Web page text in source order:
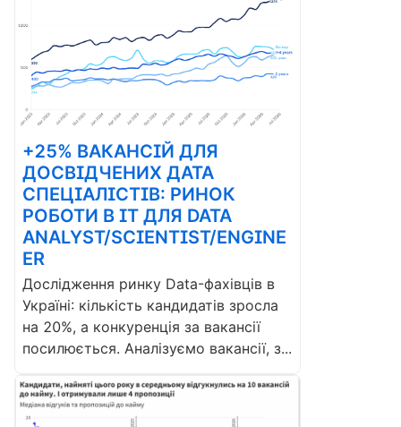
+25% ВАКАНСІЙ ДЛЯ
ДОСВІДЧЕНИХ ДАТА
СПЕЦІАЛІСТІВ: РИНОК
РОБОТИ В ІТ ДЛЯ DATA
ANALYST/SCIENTIST/ENGINE
ER
Дослідження ринку Data-фахівців в
Україні: кількість кандидатів зросла
на 20%, а конкуренція за вакансії
посилюється. Аналізуємо вакансії, з...